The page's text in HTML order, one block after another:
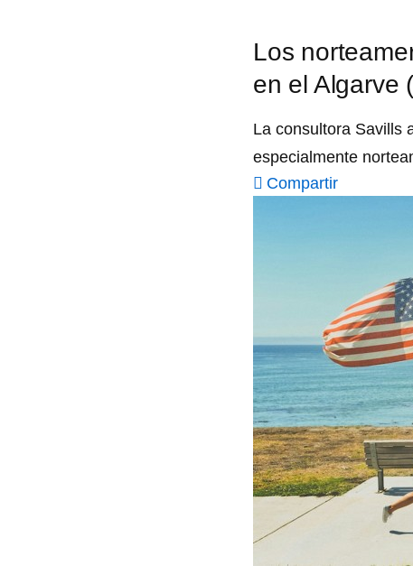
Los
en el Algarve
La consultora Savills
especialmente
Compartir